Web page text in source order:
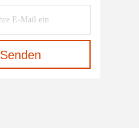
Senden